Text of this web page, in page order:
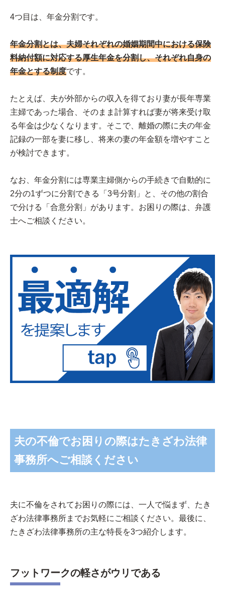
4つ目は、年金分割です。
年金分割とは、夫婦それぞれの婚姻期間中における保険
料納付額に対応する厚生年金を分割し、それぞれ自身の
年金とする制度です。
たとえば、夫が外部からの収入を得ており妻が長年専業
主婦であった場合、そのまま計算すれば妻が将来受け取
る年金は少なくなります。そこで、離婚の際に夫の年金
記録の一部を妻に移し、将来の妻の年金額を増やすこと
が検討できます。
なお、年金分割には専業主婦側からの手続きで自動的に
2分の1ずつに分割できる「3号分割」と、その他の割合
で分ける「合意分割」があります。お困りの際は、弁護
士へご相談ください。
夫の不倫でお困りの際はたきざわ法律
事務所へご相談ください
夫に不倫をされてお困りの際には、一人で悩まず、たき
ざわ法律事務所までお気軽にご相談ください。最後に、
たきざわ法律事務所の主な特長を3つ紹介します。
フットワークの軽さがウリである